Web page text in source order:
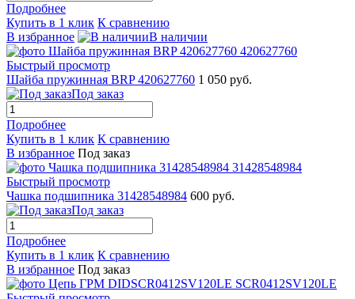
Подробнее
Купить в 1 клик К сравнению
В избранное
В наличии
Быстрый просмотр
Шайба пружинная BRP 420627760 1 050 руб.
Под заказ
Подробнее
Купить в 1 клик К сравнению
В избранное Под заказ
Быстрый просмотр
Чашка подшипника 31428548984 600 руб.
Под заказ
Подробнее
Купить в 1 клик К сравнению
В избранное Под заказ